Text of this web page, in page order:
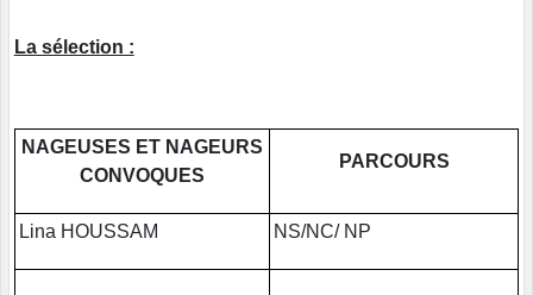
La sélection :
NAGEUSES ET NAGEURS
CONVOQUES
PARCOURS
Lina HOUSSAM NS/NC/ NP